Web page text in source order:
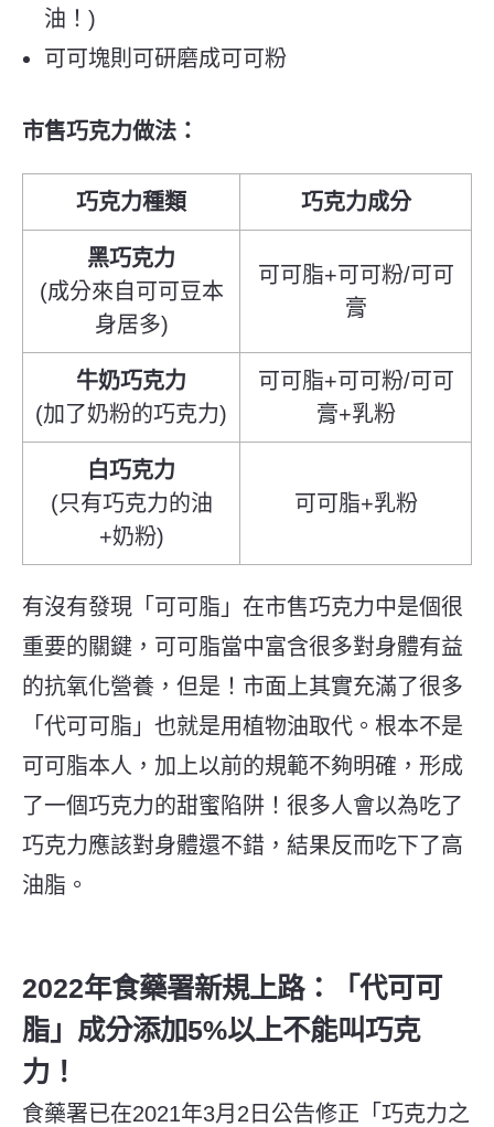
油！)
可可塊則可研磨成可可粉
市售巧克力做法：
巧克力種類 巧克力成分
黑巧克力
(成分來自可可豆本
身居多)
可可脂+可可粉/可可
膏
牛奶巧克力
(加了奶粉的巧克力)
可可脂+可可粉/可可
膏+乳粉
白巧克力
(只有巧克力的油
+奶粉)
可可脂+乳粉
有沒有發現「可可脂」 在市售巧克力中是個很
重要的關鍵，可可脂當中富含很多對身體有益
的抗氧化營養，但是！市面上其實充滿了很多
「代可可脂」也就是用植物油取代。根本不是
可可脂本人，加上以前的規範不夠明確，形成
了一個巧克力的甜蜜陷阱！很多人會以為吃了
巧克力應該對身體還不錯，結果反而吃下了高
油脂。
2022年食藥署新規上路：「代可可
脂」成分添加5%以上不能叫巧克
力！
食藥署已在2021年3月2日公告修正「巧克力之